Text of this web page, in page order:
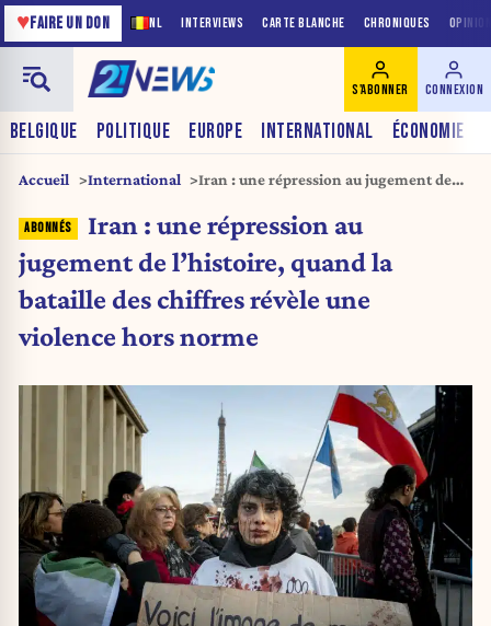
NL INTERVIEWS CARTE BLANCHE CHRONIQUES
♥FAIRE UN DON
BELGIQUE POLITIQUE EUROPE INTERNATIONAL ÉCONOMIE
S'ABONNER CONNEXION
Accueil International
Iran : une répression au jugement de
révèle une violence hors norme
Iran : une répression au
jugement de l’histoire, quand la
bataille des chiffres révèle une
violence hors norme